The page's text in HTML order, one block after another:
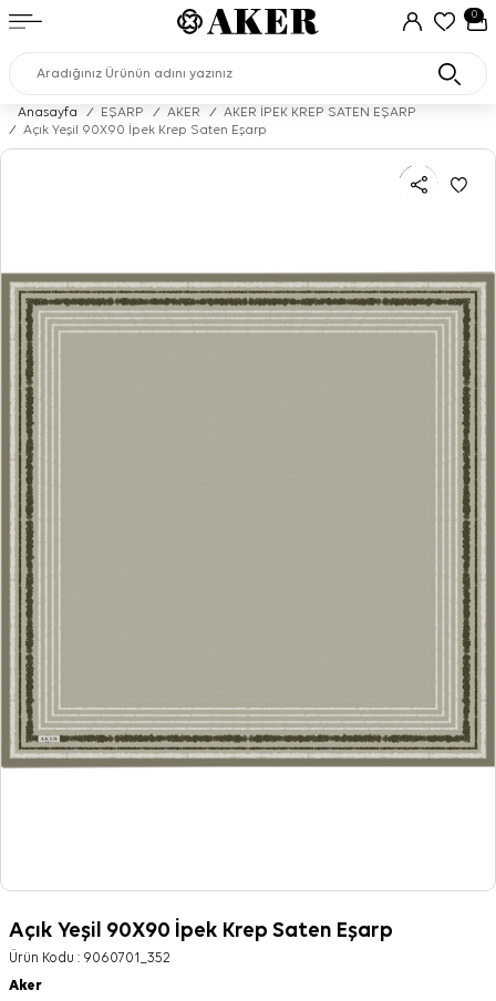
0
Anasayfa / EŞARP / AKER /
AKER İPEK KREP SATEN EŞARP
/
Açık Yeşil 90X90 İpek Krep Saten Eşarp
Açık Yeşil 90X90 İpek Krep Saten Eşarp
Ürün Kodu : 9060701_352
Aker